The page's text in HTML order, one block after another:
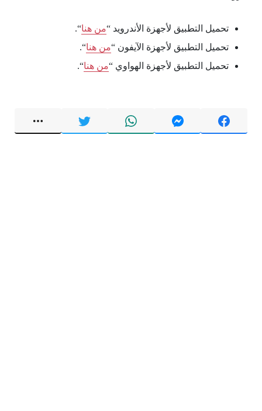
تحميل التطبيق لأجهزة الأندرويد “من هنا“.
تحميل التطبيق لأجهزة الآيفون “من هنا“.
تحميل التطبيق لأجهزة الهواوي “من هنا“.